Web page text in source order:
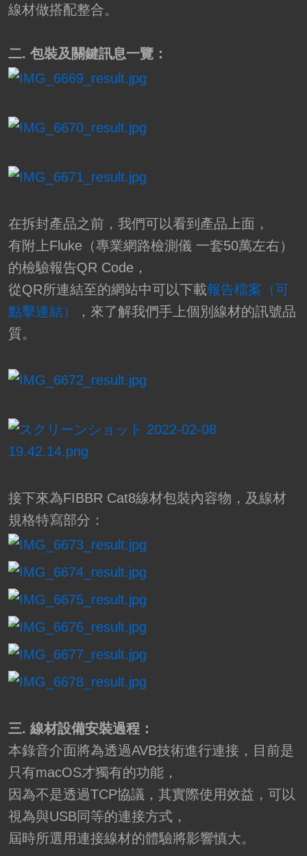
線材做搭配整合。
二. 包裝及關鍵訊息一覽：
在拆封產品之前，我們可以看到產品上面，
有附上Fluke（專業網路檢測儀 一套50萬左右）
的檢驗報告QR Code，
從QR所連結至的網站中可以下載報告檔案（可
點擊連結）
，來了解我們手上個別線材的訊號品
質。
接下來為FIBBR Cat8線材包裝內容物，及線材
規格特寫部分：
三. 線材設備安裝過程：
本錄音介面將為透過AVB技術進行連接，目前是
只有macOS才獨有的功能，
因為不是透過TCP協議，其實際使用效益，可以
視為與USB同等的連接方式，
屆時所選用連接線材的體驗將影響慎大。